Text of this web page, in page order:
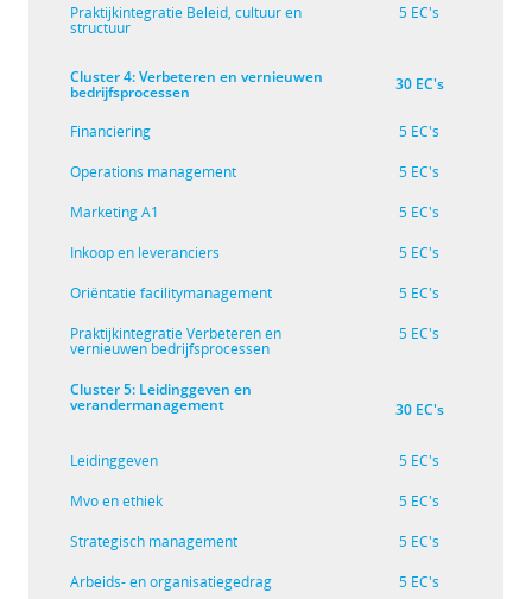
Praktijkintegratie Beleid, cultuur en
structuur
5 EC's
Cluster 4: Verbeteren en vernieuwen
bedrijfsprocessen 30 EC's
Financiering
Operations management
Marketing A1
Inkoop en leveranciers
Oriëntatie facilitymanagement
Praktijkintegratie Verbeteren en
vernieuwen bedrijfsprocessen
5 EC's
5 EC's
5 EC's
5 EC's
5 EC's
5 EC's
Cluster 5: Leidinggeven en
verandermanagement 30 EC's
Leidinggeven
Mvo en ethiek
Strategisch management
Arbeids- en organisatiegedrag
5 EC's
5 EC's
5 EC's
5 EC's